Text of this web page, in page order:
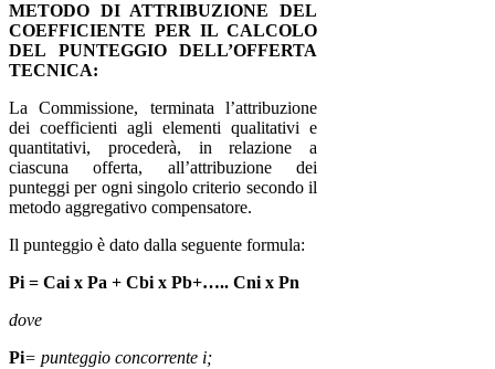
METODO DI ATTRIBUZIONE DEL
COEFFICIENTE PER IL CALCOLO
DEL PUNTEGGIO DELL’OFFERTA
TECNICA:
La Commissione, terminata l’attribuzione
dei coefficienti agli elementi qualitativi e
quantitativi, procederà, in relazione a
ciascuna offerta, all’attribuzione dei
punteggi per ogni singolo criterio secondo il
metodo aggregativo compensatore.
Il punteggio è dato dalla seguente formula:
Pi = Cai x Pa + Cbi x Pb+….. Cni x Pn
dove
Pi= punteggio concorrente i;